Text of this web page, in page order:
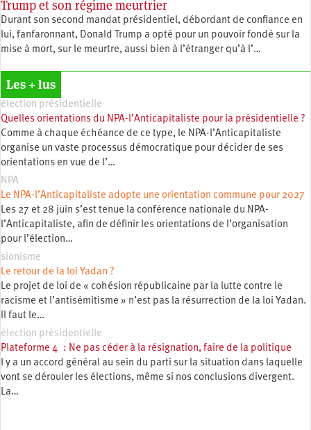
Trump et son régime meurtrier
Durant son second mandat présidentiel, débordant de confiance en
lui, fanfaronnant, Donald Trump a opté pour un pouvoir fondé sur la
mise à mort, sur le meurtre, aussi bien à l’étranger qu’à l’…
Les + lus
élection présidentielle
Quelles orientations du NPA-l’Anticapitaliste pour la présidentielle ?
Comme à chaque échéance de ce type, le NPA-l’Anticapitaliste
organise un vaste processus démocratique pour décider de ses
orientations en vue de l’…
NPA
Le NPA-l’Anticapitaliste adopte une orientation commune pour 2027
Les 27 et 28 juin s’est tenue la conférence nationale du NPA-
l’Anticapitaliste, afin de définir les orientations de l’organisation
pour l’élection…
sionisme
Le retour de la loi Yadan ?
Le projet de loi de « cohésion républicaine par la lutte contre le
racisme et l’antisémitisme » n’est pas la résurrection de la loi Yadan.
Il faut le…
élection présidentielle
Plateforme 4 : Ne pas céder à la résignation, faire de la politique
l y a un accord général au sein du parti sur la situation dans laquelle
vont se dérouler les élections, même si nos conclusions divergent.
La…